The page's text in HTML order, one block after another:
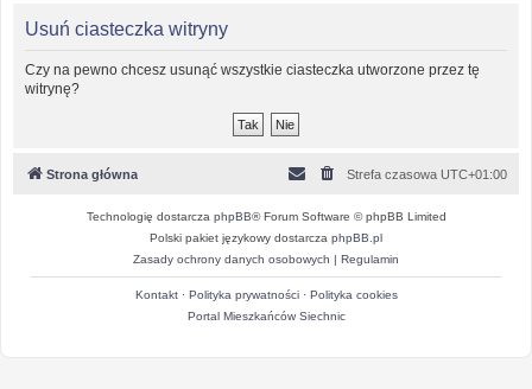
Usuń ciasteczka witryny
Czy na pewno chcesz usunąć wszystkie ciasteczka utworzone przez tę
witrynę?
Strona główna Strefa czasowa UTC+01:00
Technologię dostarcza phpBB® Forum Software © phpBB Limited
Polski pakiet językowy dostarcza phpBB.pl
Zasady ochrony danych osobowych | Regulamin
Kontakt· Polityka prywatności· Polityka cookies
Portal Mieszkańców Siechnic